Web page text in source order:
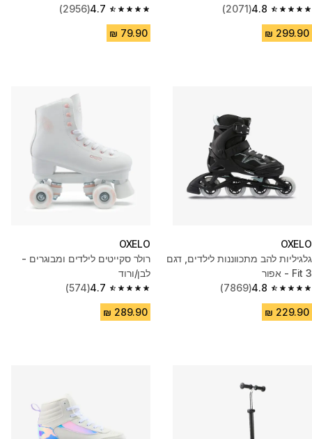
4.8
4.8 out of 5 stars from 2071 reviews
(2071)
4.7
4.7 out of 5 stars from 2956 reviews
(2956)
OXELO
גלגיליות להב מתכווננות לילדים, דגם
Fit 3 - אפור
4.8
4.8 out of 5 stars from 7869 reviews
(7869)
OXELO
רולר סקייטים לילדים ומבוגרים -
לבן/ורוד
4.7
4.7 out of 5 stars from 574 reviews
(574)